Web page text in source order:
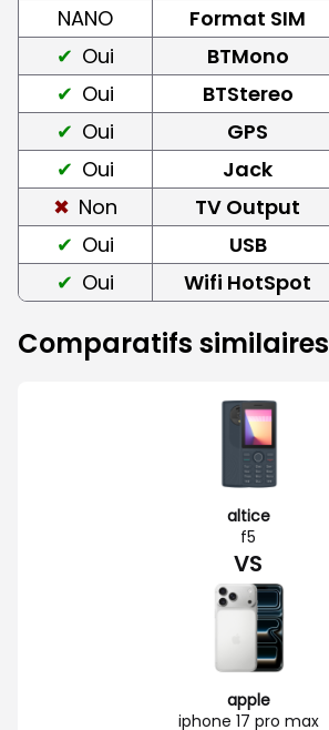
NANO Format SIM
Oui
BTMono
Oui
BTStereo
Oui
GPS
Oui
Jack
Non
TV Output
Oui
USB
Oui
Wifi HotSpot
Comparatifs similaires
altice
f5
VS
apple
iphone 17 pro max